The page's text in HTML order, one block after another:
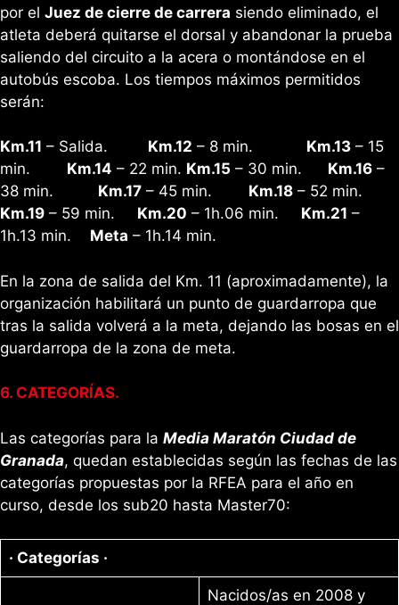
por el Juez de cierre de carrera siendo eliminado, el
atleta deberá quitarse el dorsal y abandonar la prueba
saliendo del circuito a la acera o montándose en el
autobús escoba. Los tiempos máximos permitidos
serán:
Km.11 – Salida. Km.12 – 8 min. Km.13 – 15
min.
Km.14 – 22 min. Km.15 – 30 min. Km.16 –
38 min. Km.17 – 45 min. Km.18 – 52 min.
Km.19 – 59 min. Km.20 – 1h.06 min. Km.21 –
1h.13 min.
Meta – 1h.14 min.
En la zona de salida del Km. 11 (aproximadamente), la
organización habilitará un punto de guardarropa que
tras la salida volverá a la meta, dejando las bosas en el
guardarropa de la zona de meta.
6. CATEGORÍAS.
Las categorías para la Media Maratón Ciudad de
Granada, quedan establecidas según las fechas de las
categorías propuestas por la RFEA para el año en
curso, desde los sub20 hasta Master70:
· Categorías ·
Nacidos/as en 2008 y